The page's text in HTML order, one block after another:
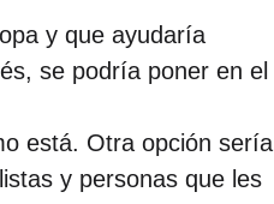
y que ayudaría
se podría poner en el
está. Otra opción sería
y personas que les